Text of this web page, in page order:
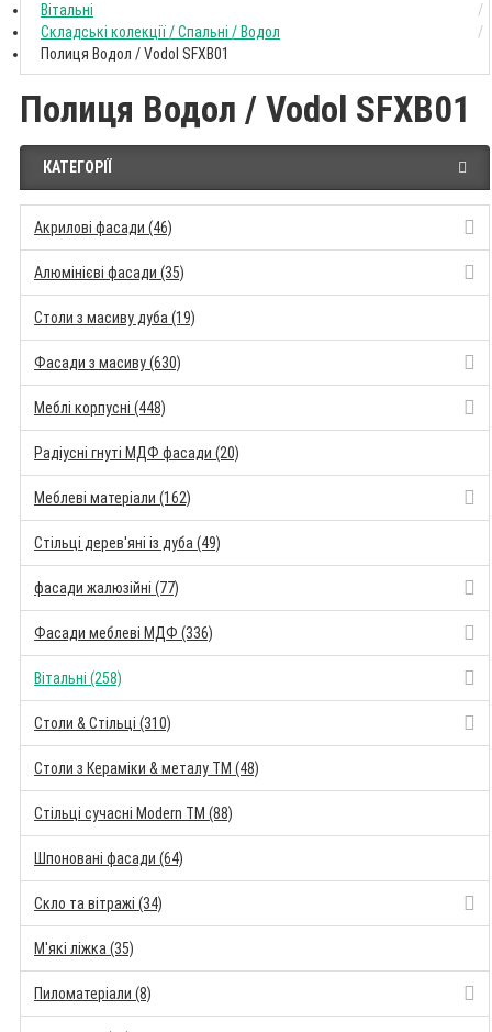
Вітальні
Складські колекції / Спальні / Водол
Полиця Водол / Vodol SFXB01
Полиця Водол / Vodol SFXB01
КАТЕГОРІЇ
Акрилові фасади (46)
Алюмінієві фасади (35)
Столи з масиву дуба (19)
Фасади з масиву (630)
Меблі корпусні (448)
Радіусні гнуті МДФ фасади (20)
Меблеві матеріали (162)
Стільці дерев'яні із дуба (49)
фасади жалюзійні (77)
Фасади меблеві МДФ (336)
Вітальні (258)
Столи & Стільці (310)
Столи з Кераміки & металу TM (48)
Стільці сучасні Modern TM (88)
Шпоновані фасади (64)
Скло та вітражі (34)
М'які ліжка (35)
Пиломатеріали (8)